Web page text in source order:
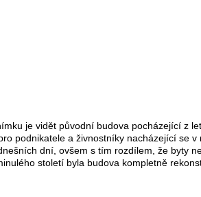
je vidět původní budova pocházející z
podnikatele a živnostníky nacházející se v
dní, ovšem s tím rozdílem, že byty
století byla budova kompletně